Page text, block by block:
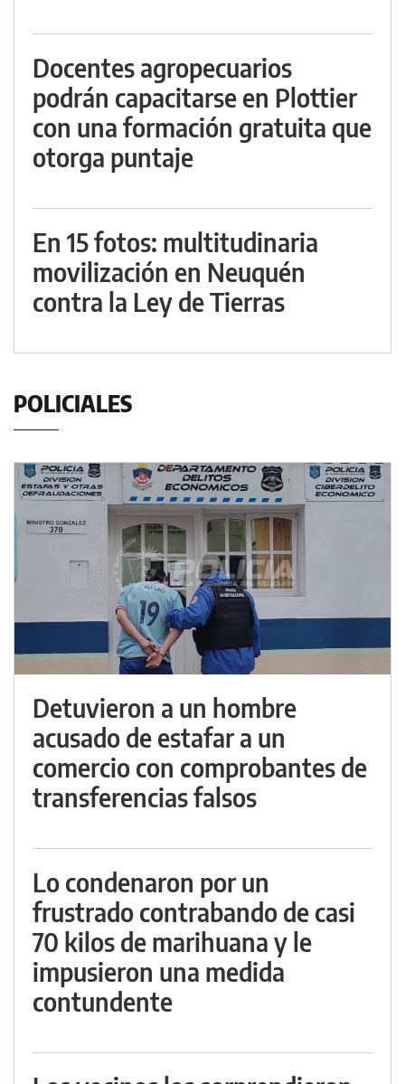
Docentes agropecuarios
podrán capacitarse en Plottier
con una formación gratuita que
otorga puntaje
En 15 fotos: multitudinaria
movilización en Neuquén
contra la Ley de Tierras
POLICIALES
Detuvieron a un hombre
acusado de estafar a un
comercio con comprobantes de
transferencias falsos
Lo condenaron por un
frustrado contrabando de casi
70 kilos de marihuana y le
impusieron una medida
contundente